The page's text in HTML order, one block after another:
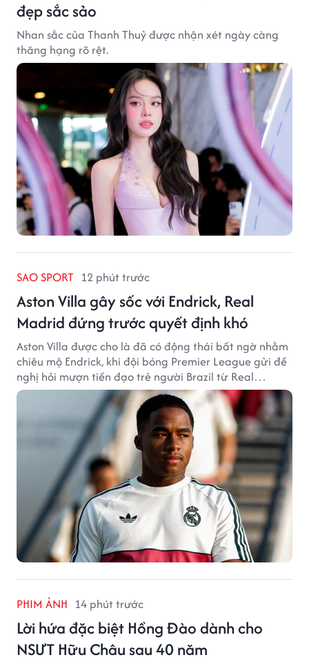
đẹp sắc sảo
Nhan sắc của Thanh Thuỷ được nhận xét ngày càng
thăng hạng rõ rệt.
SAO SPORT 12 phút trước
Aston Villa gây sốc với Endrick, Real
Madrid đứng trước quyết định khó
Aston Villa được cho là đã có động thái bất ngờ nhằm
chiêu mộ Endrick, khi đội bóng Premier League gửi đề
nghị hỏi mượn tiền đạo trẻ người Brazil từ Real
Madrid.
PHIM ẢNH 14 phút trước
Lời hứa đặc biệt Hồng Đào dành cho
NSƯT Hữu Châu sau 40 năm